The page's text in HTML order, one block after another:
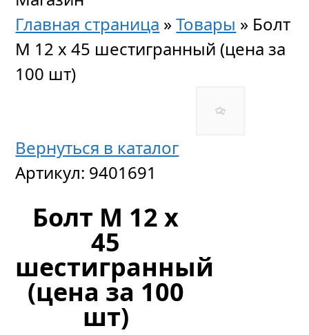
Главная страница »Товары » Болт
М 12 х 45 шестигранный (цена за
100 шт)
Вернуться в каталог
Артикул: 9401691
Болт М 12 х
45
шестигранный
(цена за 100
шт)